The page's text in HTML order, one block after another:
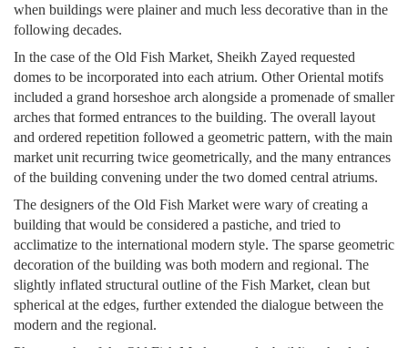
when buildings were plainer and much less decorative than in the
following decades.
In the case of the Old Fish Market, Sheikh Zayed requested
domes to be incorporated into each atrium. Other Oriental motifs
included a grand horseshoe arch alongside a promenade of smaller
arches that formed entrances to the building. The overall layout
and ordered repetition followed a geometric pattern, with the main
market unit recurring twice geometrically, and the many entrances
of the building convening under the two domed central atriums.
The designers of the Old Fish Market were wary of creating a
building that would be considered a pastiche, and tried to
acclimatize to the international modern style. The sparse geometric
decoration of the building was both modern and regional. The
slightly inflated structural outline of the Fish Market, clean but
spherical at the edges, further extended the dialogue between the
modern and the regional.